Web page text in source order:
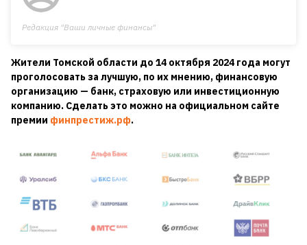
Редакция "Ваши личные финансы"
Жители Томской области до 14 октября 2024 года могут
проголосовать за лучшую, по их мнению, финансовую
организацию — банк, страховую или инвестиционную
компанию. Сделать это можно на официальном сайте
премии финпрестиж.рф.